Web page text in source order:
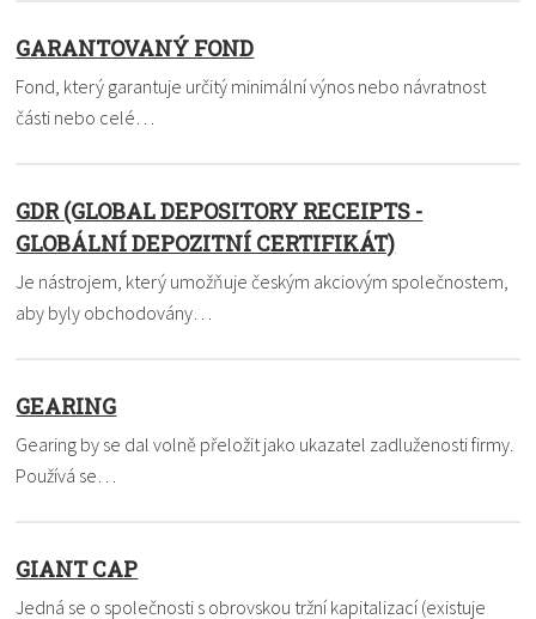
GARANTOVANÝ FOND
Fond, který garantuje určitý minimální výnos nebo návratnost
části nebo celé…
GDR (GLOBAL DEPOSITORY RECEIPTS -
GLOBÁLNÍ DEPOZITNÍ CERTIFIKÁT)
Je nástrojem, který umožňuje českým akciovým společnostem,
aby byly obchodovány…
GEARING
Gearing by se dal volně přeložit jako ukazatel zadluženosti firmy.
Používá se…
GIANT CAP
Jedná se o společnosti s obrovskou tržní kapitalizací (existuje